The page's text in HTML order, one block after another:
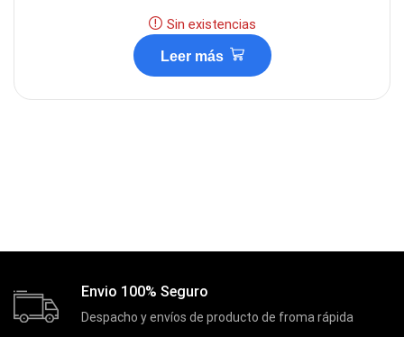
Sin existencias
Leer más
Envio 100% Seguro
Despacho y envíos de producto de froma rápida